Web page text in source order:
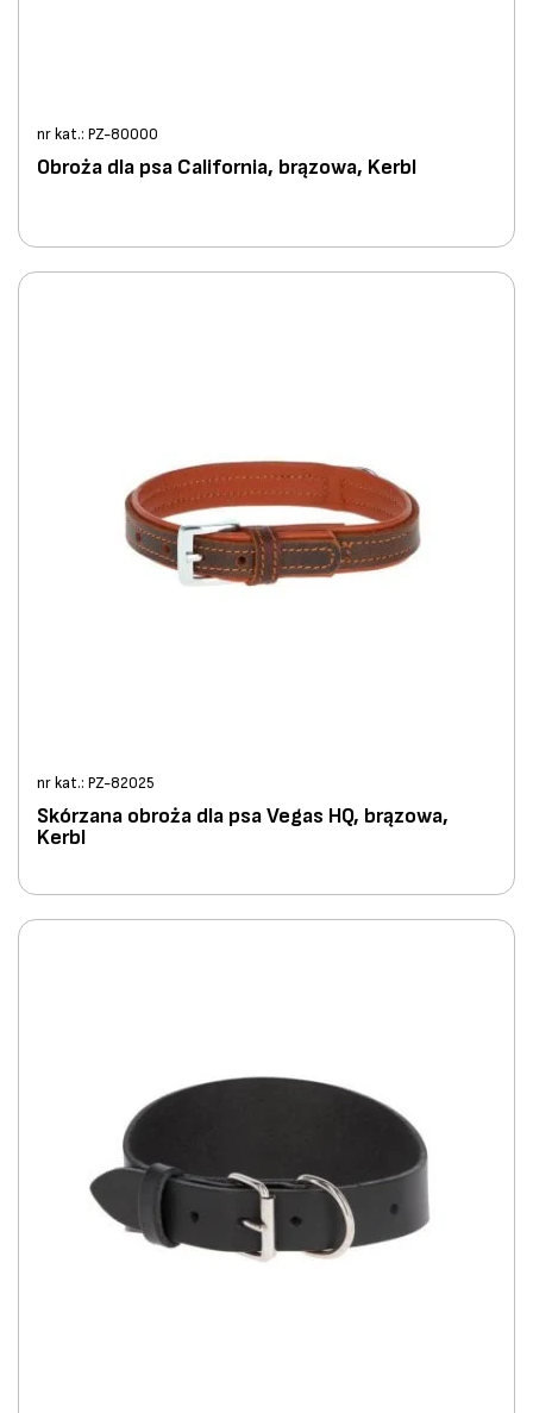
nr kat.: PZ-80000
Obroża dla psa California, brązowa, Kerbl
nr kat.: PZ-82025
Skórzana obroża dla psa Vegas HQ, brązowa,
Kerbl